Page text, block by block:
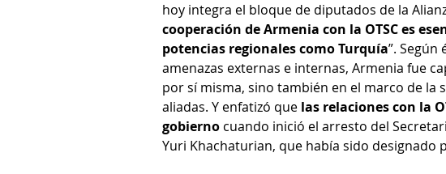
hoy integra el bloque de diputados de la
cooperación de Armenia con la OTSC es
potencias regionales como Turquía”.
amenazas externas e internas, Armenia fue
por sí misma, sino también en el marco de la
aliadas. Y enfatizó que las relaciones con la
gobierno cuando inició el arresto del
Yuri Khachaturian, que había sido designado